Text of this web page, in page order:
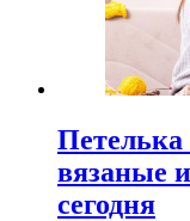
Петелька
вязаные
сегодня